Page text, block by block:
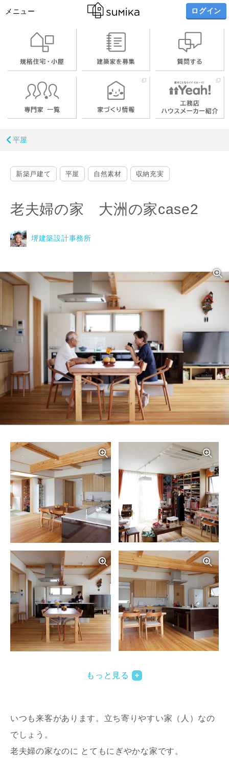
メニュー ログイン
平屋
新築戸建て 平屋 自然素材 収納充実
老夫婦の家 大洲の家case2
堺建築設計事務所
写真を拡大する
写真を拡大する
もっと見る
いつも来客があります。立ち寄りやすい家（人）なの
でしょう。
老夫婦の家なのに とてもにぎやかな家です。